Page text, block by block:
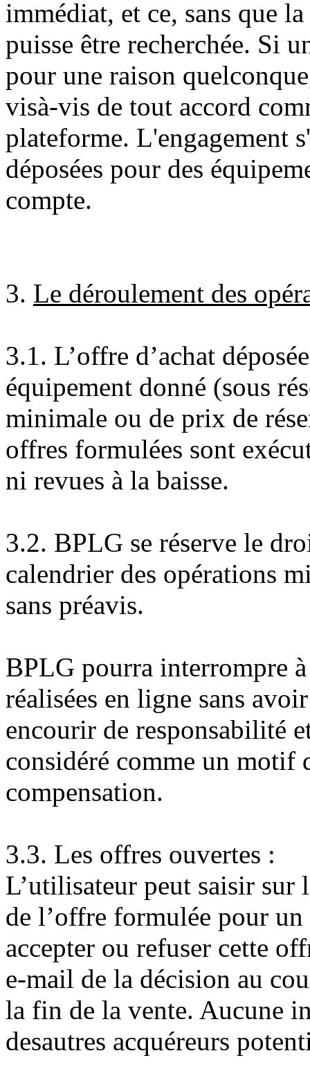
immédiat, et ce, sans que
puisse être recherchée. Si
pour une raison
visà-vis de tout accord
plateforme. L'engagement
déposées pour des
compte.
3. Le déroulement des
3.1. L’offre d’achat
équipement donné (sous
minimale ou de prix de
offres formulées sont
ni revues à la baisse.
3.2. BPLG se réserve le
calendrier des opérations
sans préavis.
BPLG pourra interrompre
réalisées en ligne sans
encourir de responsabilité
considéré comme un motif
compensation.
3.3. Les offres ouvertes :
L’utilisateur peut saisir sur
de l’offre formulée pour
accepter ou refuser cette
e-mail de la décision au
la fin de la vente. Aucune
desautres acquéreurs